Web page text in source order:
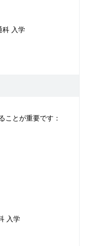
入学
ことが重要です：
入学